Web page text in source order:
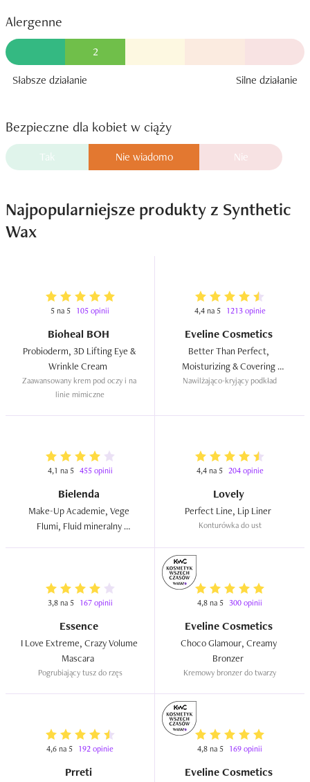
Alergenne
2
Słabsze działanie
Silne działanie
Bezpieczne dla kobiet w ciąży
Tak Nie wiadomo Nie
Najpopularniejsze produkty z Synthetic
Wax
5 na 5 105 opinii
Bioheal BOH
Probioderm, 3D Lifting Eye &
Zaawansowany krem pod oczy i na
linie mimiczne
4,4 na 5 1213 opinie
Eveline Cosmetics
Better Than Perfect,
Moisturizing & Covering
Foundation
Nawilżająco-kryjący podkład
4,1 na 5 455 opinii
Bielenda
Make-Up Academie, Vege
Flumi, Fluid mineralny
4,4 na 5 204 opinie
Lovely
Konturówka do ust
3,8 na 5 167 opinii
Essence
I Love Extreme, Crazy Volume
Pogrubiający tusz do rzęs
4,8 na 5 300 opinii
Eveline Cosmetics
Choco Glamour, Creamy
Kremowy bronzer do twarzy
4,6 na 5 192 opinie
Prreti
4,8 na 5 169 opinii
Eveline Cosmetics